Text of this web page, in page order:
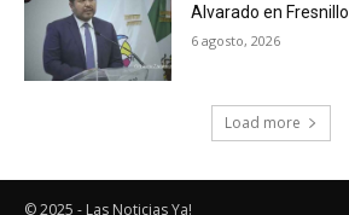
Alvarado en Fresnillo
6 agosto, 2026
Load more
© 2025 - Las Noticias Ya!